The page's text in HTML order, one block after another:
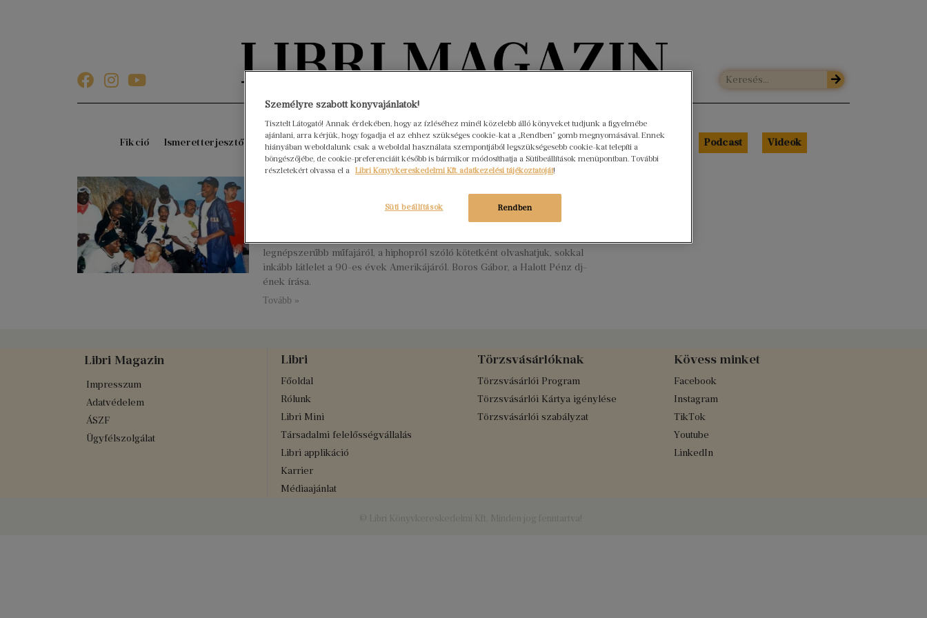
Könyvektől az olvasókig
Fikció Ismeretterjesztő Gyerekkönyvek Interjúk Beleolvasó A hónap könyvei HÍREK Libri Portré Podcast Videók
legnépszerűbb műfajáról, a hiphopról szóló kötetként olvashatjuk, sokkal
inkább látlelet a 90-es évek Amerikájáról. Boros Gábor, a Halott Pénz dj-
ének írása.
Tovább »
Libri Magazin
Impresszum
Adatvédelem
ÁSZF
Ügyfélszolgálat
Libri
Főoldal
Rólunk
Libri Mini
Társadalmi felelősségvállalás
Libri applikáció
Karrier
Médiaajánlat
Törzsvásárlóknak
Törzsvásárlói Program
Törzsvásárlói Kártya igénylése
Törzsvásárlói szabályzat
Kövess minket
Facebook
Instagram
TikTok
Youtube
LinkedIn
Személyre szabott könyvajánlatok!
Tisztelt Látogató! Annak érdekében, hogy az ízléséhez minél közelebb álló könyveket tudjunk a figyelmébe
ajánlani, arra kérjük, hogy fogadja el az ehhez szükséges cookie-kat a „Rendben” gomb megnyomásával. Ennek
hiányában weboldalunk csak a weboldal használata szempontjából legszükségesebb cookie-kat telepíti a
böngészőjébe, de cookie-preferenciáit később is bármikor módosíthatja a Sütibeállítások menüpontban. További
részletekért olvassa el a Libri Könyvkereskedelmi Kft. adatkezelési tájékoztatóját!
Rendben
Süti beállítások